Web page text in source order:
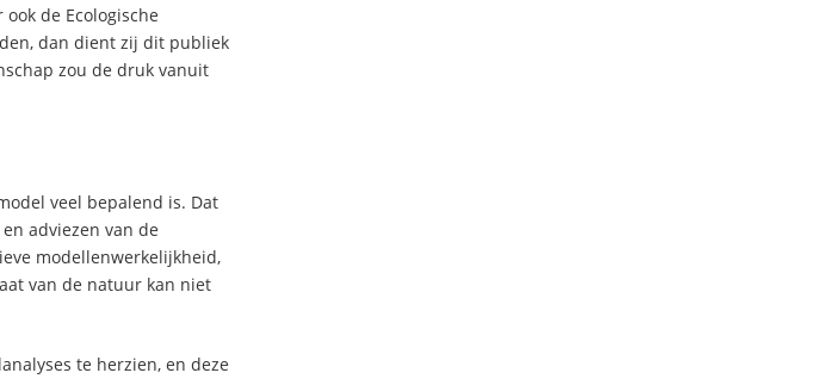
de Ecologische
dan dient zij dit publiek
zou de druk vanuit
veel bepalend is. Dat
adviezen van de
modellenwerkelijkheid,
van de natuur kan niet
te herzien, en deze